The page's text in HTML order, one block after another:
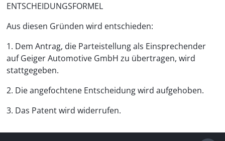
ENTSCHEIDUNGSFORMEL
Aus diesen Gründen wird entschieden:
1. Dem Antrag, die Parteistellung als Einsprechender
auf Geiger Automotive GmbH zu übertragen, wird
stattgegeben.
2. Die angefochtene Entscheidung wird aufgehoben.
3. Das Patent wird widerrufen.